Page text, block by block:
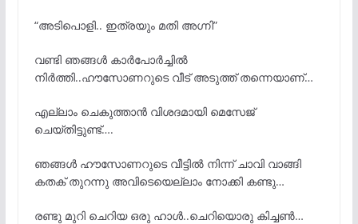
“അടിപൊളി.. ഇത്രയും മതി അഗ്നി”
വണ്ടി ഞങ്ങൾ കാർപോർച്ചിൽ
നിർത്തി..ഹൗസോണറുടെ വീട് അടുത്ത് തന്നെയാണ്…
എല്ലാം ചെകുത്താൻ വിശദമായി മെസേജ്
ചെയ്തിട്ടുണ്ട്….
ഞങ്ങൾ ഹൗസോണറുടെ വീട്ടിൽ നിന്ന് ചാവി വാങ്ങി
കതക് തുറന്നു അവിടെയെല്ലാം നോക്കി കണ്ടു…
രണ്ടു മുറി ചെറിയ ഒരു ഹാൾ..ചെറിയൊരു കിച്ചൺ…